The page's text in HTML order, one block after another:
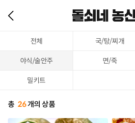
전체 국/탕/찌개
야식/술안주 면/죽
밀키트
총 26개의 상품